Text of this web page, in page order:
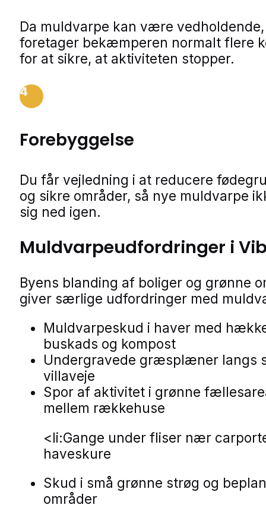
Da muldvarpe kan være vedholdende,
foretager bekæmperen normalt flere
for at sikre, at aktiviteten stopper.
4
Forebyggelse
Du får vejledning i at reducere
og sikre områder, så nye muldvarpe
sig ned igen.
Muldvarpeudfordringer i
Byens blanding af boliger og grønne
giver særlige udfordringer med
Muldvarpeskud i haver med
buskads og kompost
Undergravede græsplæner langs
villaveje
Spor af aktivitet i grønne
mellem rækkehuse
<li:Gange under fliser nær
haveskure
Skud i små grønne strøg og
områder